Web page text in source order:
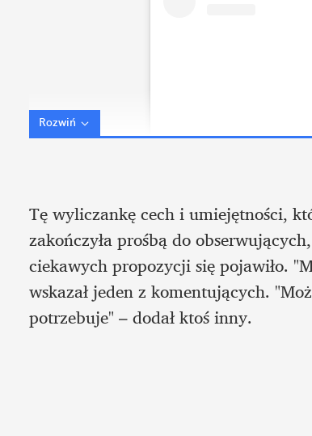
Rozwiń
Tę wyliczankę cech i umiejętności,
zakończyła prośbą do
ciekawych propozycji się pojawiło.
wskazał jeden z komentujących.
potrzebuje" – dodał ktoś inny.